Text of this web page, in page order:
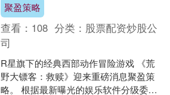
聚盈策略
查看： 108 分类： 股票配资炒股公
司
R星旗下的经典西部动作冒险游戏 《荒
野大镖客：救赎》迎来重磅消息聚盈策
略。 根据最新曝光的娱乐软件分级委员